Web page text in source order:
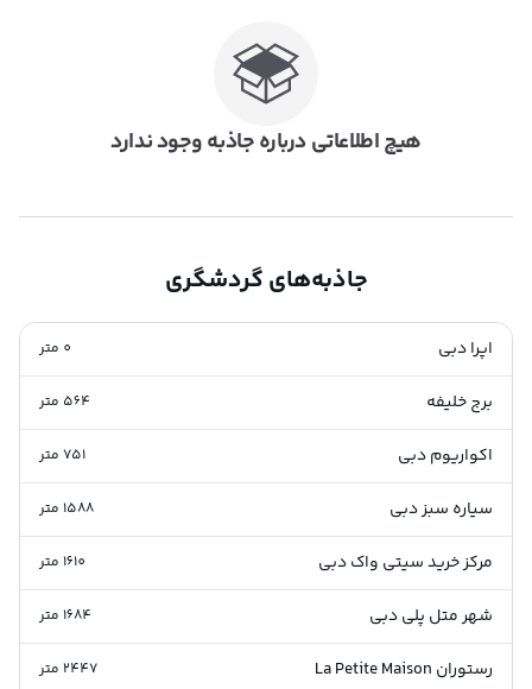
هیچ اطلاعاتی درباره جاذبه وجود ندارد
جاذبه‌های گردشگری
اپرا دبی 0 متر
برج خلیفه 564 متر
اکواریوم دبی 751متر
سیاره سبز دبی 1588 متر
مرکز خرید سیتی واک دبی 1610 متر
شهر متل پلی دبی 1684 متر
رستوران La Petite Maison 2447متر